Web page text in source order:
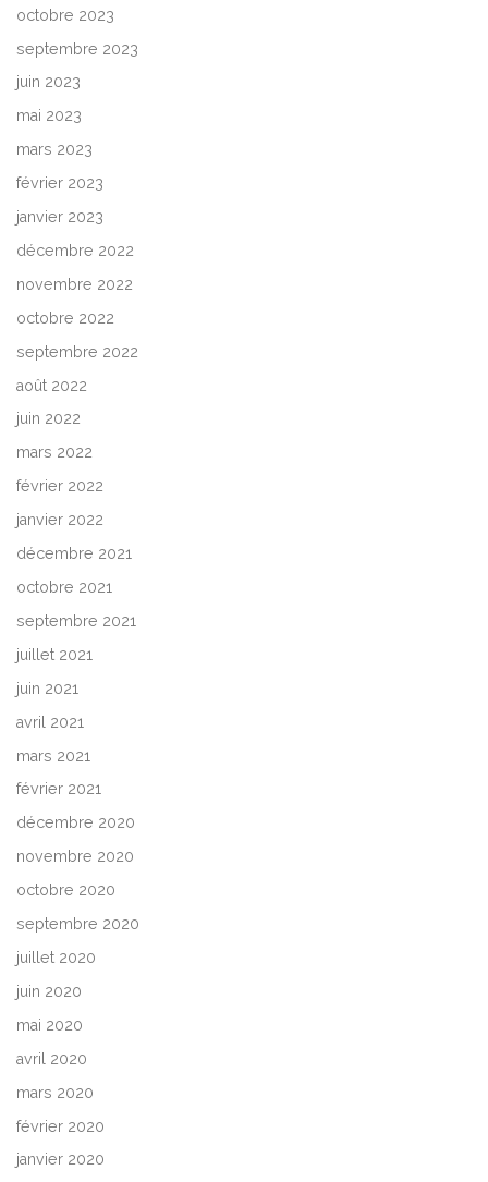
octobre 2023
septembre 2023
juin 2023
mai 2023
mars 2023
février 2023
janvier 2023
décembre 2022
novembre 2022
octobre 2022
septembre 2022
août 2022
juin 2022
mars 2022
février 2022
janvier 2022
décembre 2021
octobre 2021
septembre 2021
juillet 2021
juin 2021
avril 2021
mars 2021
février 2021
décembre 2020
novembre 2020
octobre 2020
septembre 2020
juillet 2020
juin 2020
mai 2020
avril 2020
mars 2020
février 2020
janvier 2020